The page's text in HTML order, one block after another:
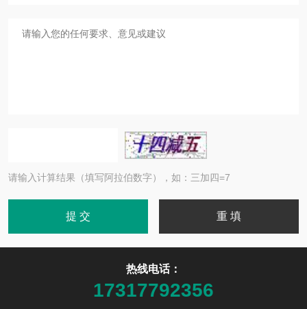
请输入计算结果（填写阿拉伯数字），如：三加四=7
热线电话：
17317792356